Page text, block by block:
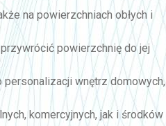
na powierzchniach obłych i
powierzchnię do jej
wnętrz domowych,
komercyjnych, jak i środków